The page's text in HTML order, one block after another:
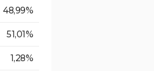
48,99%
51,01%
1,28%